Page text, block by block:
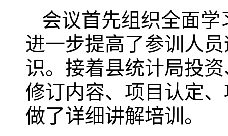
会议首先组织全面
进一步提高了参训人
识。接着县统计局投
修订内容、项目认定
做了详细讲解培训。